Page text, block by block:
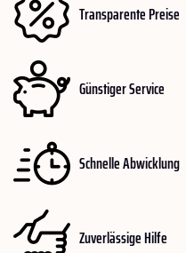
Transparente Preise
Günstiger Service
Schnelle Abwicklung
Zuverlässige Hilfe